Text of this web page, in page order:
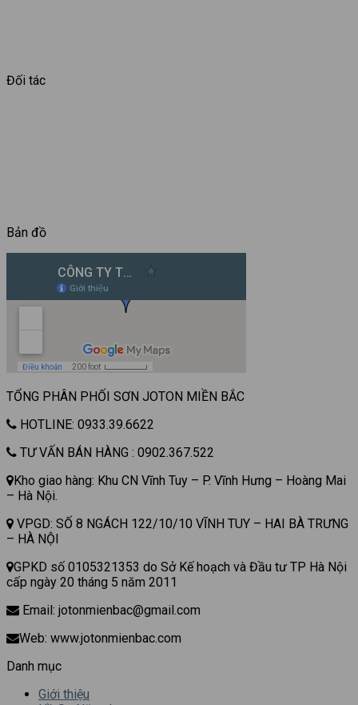
Đối tác
Bản đồ
TỔNG PHÂN PHỐI SƠN JOTON MIỀN BẮC
HOTLINE: 0933.39.6622
TƯ VẤN BÁN HÀNG : 0902.367.522
Kho giao hàng: Khu CN Vĩnh Tuy – P. Vĩnh Hưng – Hoàng Mai
– Hà Nội.
VPGD: SỐ 8 NGÁCH 122/10/10 VĨNH TUY – HAI BÀ TRƯNG
– HÀ NỘI
GPKD số 0105321353 do Sở Kế hoạch và Đầu tư TP Hà Nội
cấp ngày 20 tháng 5 năm 2011
Email: jotonmienbac@gmail.com
Web: www.jotonmienbac.com
Danh mục
Giới thiệu